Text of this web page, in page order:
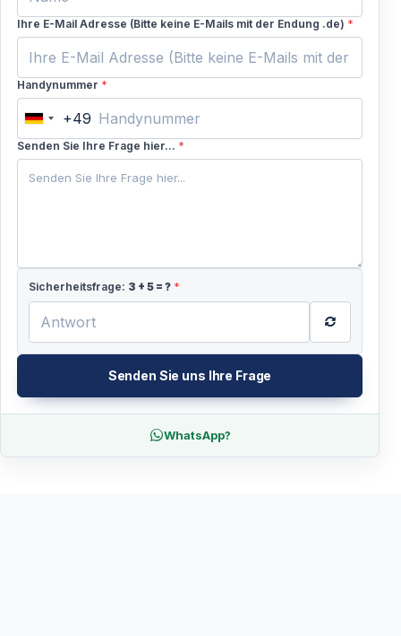
Ihre E-Mail Adresse (Bitte keine E-Mails mit der Endung .de) *
Handynummer *
Germany
+49
+49
Senden Sie Ihre Frage hier... *
Sicherheitsfrage: 3 + 5 = ? *
Senden Sie uns Ihre Frage
WhatsApp?